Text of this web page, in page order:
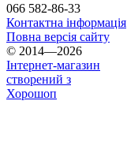
066 582-86-33
Контактна інформація
Повна версія сайту
© 2014—2026
Інтернет-магазин
створений з
Хорошоп